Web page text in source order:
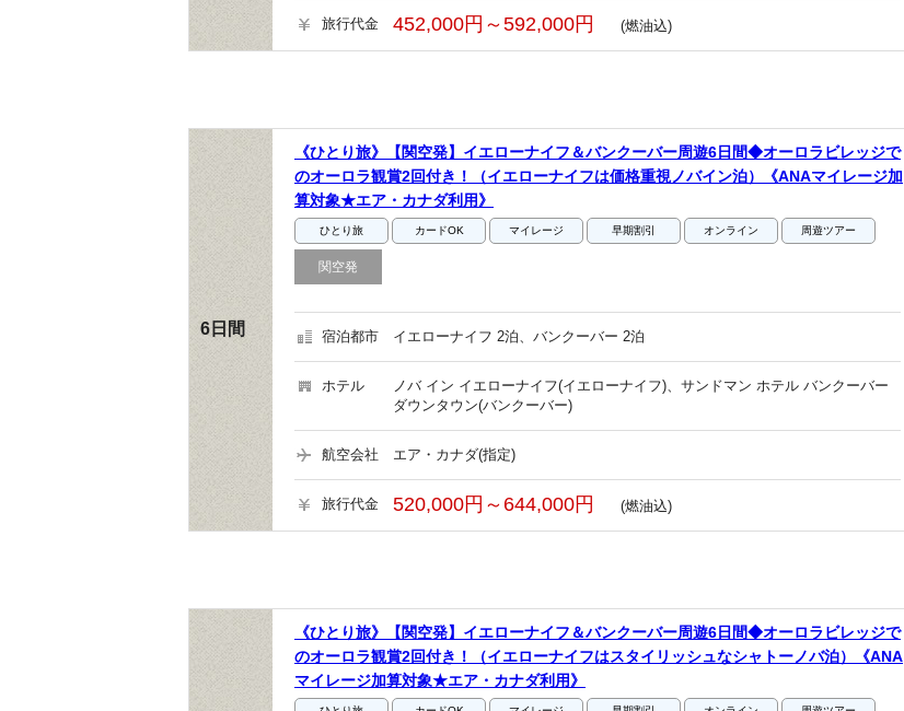
旅行代金 452,000円～592,000円 (燃油込)
6日間
《ひとり旅》【関空発】イエローナイフ＆バンクーバー周遊6日間◆オーロラビレッジで
のオーロラ観賞2回付き！（イエローナイフは価格重視ノバイン泊）《ANAマイレージ加
算対象★エア・カナダ利用》
ひとり旅 カードOK マイレージ 早期割引 オンライン 周遊ツアー
関空発
宿泊都市 イエローナイフ 2泊、バンクーバー 2泊
ホテル
ノバ イン イエローナイフ(イエローナイフ)、サンドマン ホテル バンクーバー
ダウンタウン(バンクーバー)
航空会社 エア・カナダ(指定)
旅行代金 520,000円～644,000円 (燃油込)
《ひとり旅》【関空発】イエローナイフ＆バンクーバー周遊6日間◆オーロラビレッジで
のオーロラ観賞2回付き！（イエローナイフはスタイリッシュなシャトーノバ泊）《ANA
マイレージ加算対象★エア・カナダ利用》